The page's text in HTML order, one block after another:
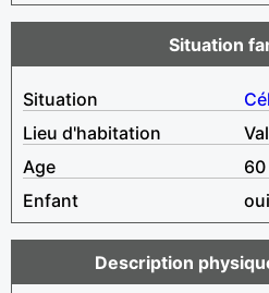
Situation
Situation
Lieu d'habitation
Age
60
Enfant
oui
Description